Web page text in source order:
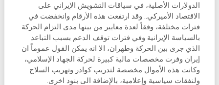
الدولارات الأصلية، في سياقات التشويش الإيراني على
الاقتصاد الأميركي.. وقد ارتفعت هذه الأرقام وانخفضت في
فترات مختلفة، وفقاً لعدة معايير من بينها مدى التزام الحركة
بالسياسة الإيرانية وفي فترات توقف الدعم بسبب التباعد
الذي جرى بين الحركة وطهران، الا انه يمكن القول عموماً ان
إيران وفرت مخصصات مالية كبيرة لحركة الجهاد الإسلامي،
وكانت هذه الأموال مخصصة لتدريب كوادر وتهريب السلاح
ولنفقات سياسية وإعلامية، بالإضافة الى بنود اخرى.